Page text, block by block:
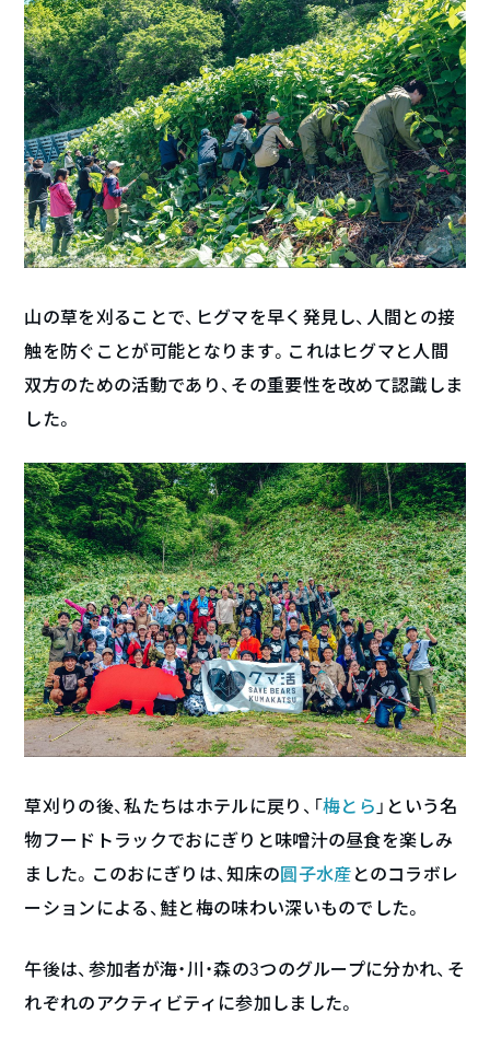
山の草を刈ることで、ヒグマを早く発見し、人間との接
触を防ぐことが可能となります。これはヒグマと人間
双方のための活動であり、その重要性を改めて認識しま
した。
草刈りの後、私たちはホテルに戻り、「梅とら 」という名
物フードトラックでおにぎりと味噌汁の昼食を楽しみ
ました。このおにぎりは、知床の圓子水産とのコラボレ
ーションによる、鮭と梅の味わい深いものでした。
午後は、参加者が海・川・森の3つのグループに分かれ、そ
れぞれのアクティビティに参加しました。